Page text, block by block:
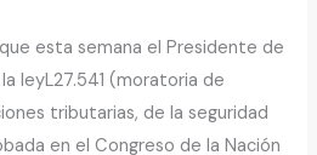
esta semana el Presidente de
leyL27.541 (moratoria de
tributarias, de la seguridad
en el Congreso de la Nación